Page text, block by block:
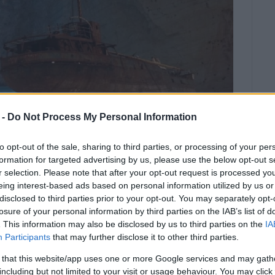
Do Not Process My Personal Information
opt-out of the sale, sharing to third parties, or processing of your
for targeted advertising by us, please use the below opt-out
selection. Please note that after your opt-out request is processed
interest-based ads based on personal information utilized by us
to third parties prior to your opt-out. You may separately
of your personal information by third parties on the IAB’s list of
This information may also be disclosed by us to third parties on the
Participants that may further disclose it to other third parties.
that this website/app uses one or more Google services and may
but not limited to your visit or usage behaviour. You may
αποβίβαση επισκεπτών στην
των τουριστών στην περιοχή
του γνωστού Ναυαγίου στη Ζάκυνθο,
Ρίχτερ, που σημειώθηκε στο θαλάσσιο